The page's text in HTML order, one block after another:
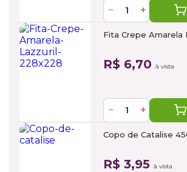
− +
Fita Crepe Amarela
R$ 6,70 à vista
− +
Copo de Catalise
R$ 3,95 à vista